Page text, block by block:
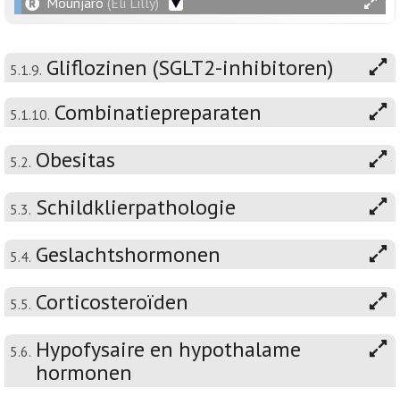
5.1.9. Gliflozinen (SGLT2-inhibitoren)
5.1.10. Combinatiepreparaten
5.2. Obesitas
5.3. Schildklierpathologie
5.4. Geslachtshormonen
5.5. Corticosteroïden
5.6. Hypofysaire en hypothalame
hormonen